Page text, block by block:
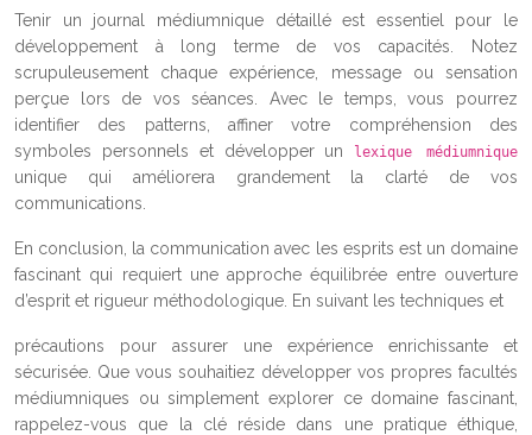
Tenir un journal médiumnique détaillé est essentiel pour le
développement à long terme de vos capacités. Notez
scrupuleusement chaque expérience, message ou sensation
perçue lors de vos séances. Avec le temps, vous pourrez
identifier des patterns, affiner votre compréhension des
symboles personnels et développer un
lexique médiumnique
unique qui améliorera grandement la clarté de vos
communications.
En conclusion, la communication avec les esprits est un domaine
fascinant qui requiert une approche équilibrée entre ouverture
d’esprit et rigueur méthodologique. En suivant les techniques et
précautions pour assurer une expérience enrichissante et
sécurisée. Que vous souhaitiez développer vos propres facultés
médiumniques ou simplement explorer ce domaine fascinant,
rappelez-vous que la clé réside dans une pratique éthique,